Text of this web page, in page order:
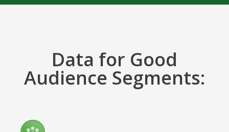
Data for Good
Audience Segments: